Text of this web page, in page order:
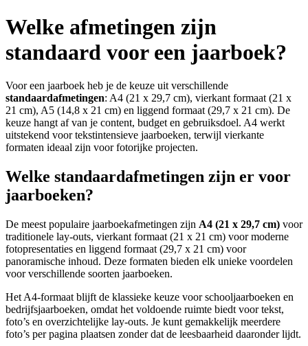
Welke afmetingen zijn
standaard voor een jaarboek?
Voor een jaarboek heb je de keuze uit verschillende
standaardafmetingen: A4 (21 x 29,7 cm), vierkant formaat (21 x
21 cm), A5 (14,8 x 21 cm) en liggend formaat (29,7 x 21 cm). De
keuze hangt af van je content, budget en gebruiksdoel. A4 werkt
uitstekend voor tekstintensieve jaarboeken, terwijl vierkante
formaten ideaal zijn voor fotorijke projecten.
Welke standaardafmetingen zijn er voor
jaarboeken?
De meest populaire jaarboekafmetingen zijn A4 (21 x 29,7 cm) voor
traditionele lay-outs, vierkant formaat (21 x 21 cm) voor moderne
fotopresentaties en liggend formaat (29,7 x 21 cm) voor
panoramische inhoud. Deze formaten bieden elk unieke voordelen
voor verschillende soorten jaarboeken.
Het A4-formaat blijft de klassieke keuze voor schooljaarboeken en
bedrijfsjaarboeken, omdat het voldoende ruimte biedt voor tekst,
foto’s en overzichtelijke lay-outs. Je kunt gemakkelijk meerdere
foto’s per pagina plaatsen zonder dat de leesbaarheid daaronder lijdt.